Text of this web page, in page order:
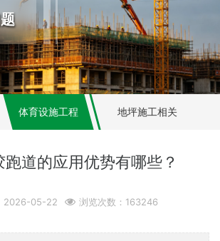
体育设施工程 地坪施工相关
跑道的应用优势有哪些？
2026-05-22 浏览次数：163246